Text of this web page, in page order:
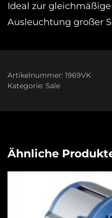
Ideal zur
Ausleuchtung großer
Artikelnummer: 1969VK
Kategorie: Sale
Ähnliche